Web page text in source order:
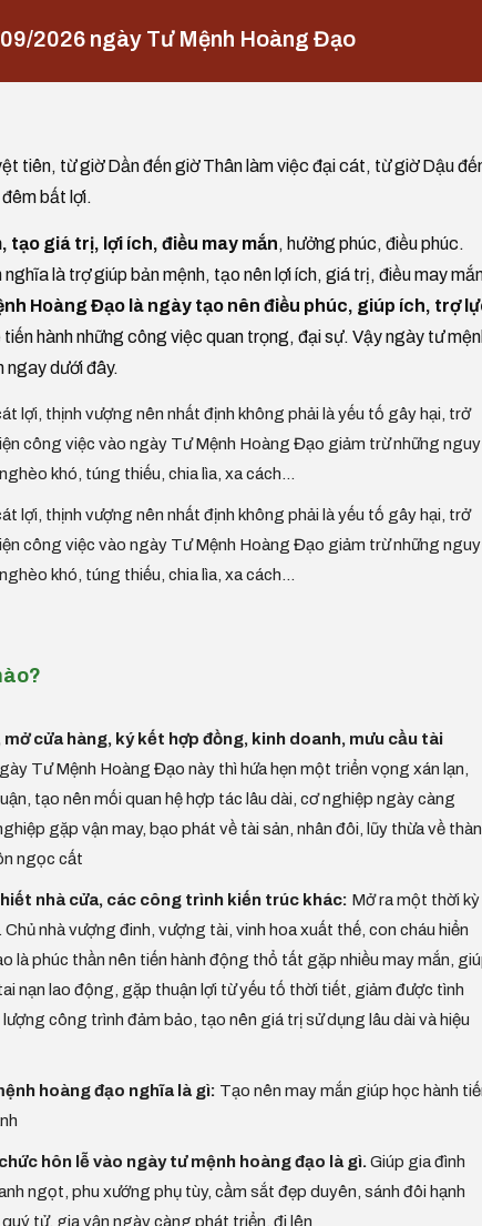
2026 ngày Tư Mệnh Hoàng Đạo
tiên, từ giờ Dần đến giờ Thân làm việc đại cát, từ giờ Dậu
bất lợi.
tạo giá trị, lợi ích, điều may mắn, hưởng phúc, điều phúc.
nghĩa là trợ giúp bản mệnh, tạo nên lợi ích, giá trị, điều may
Hoàng Đạo là ngày tạo nên điều phúc, giúp ích, trợ
hành những công việc quan trọng, đại sự. Vậy ngày tư
ngay dưới đây.
lợi, thịnh vượng nên nhất định không phải là yếu tố gây hại, trở
công việc vào ngày Tư Mệnh Hoàng Đạo giảm trừ những
khó, túng thiếu, chia lìa, xa cách...
lợi, thịnh vượng nên nhất định không phải là yếu tố gây hại, trở
công việc vào ngày Tư Mệnh Hoàng Đạo giảm trừ những
khó, túng thiếu, chia lìa, xa cách...
cửa hàng, ký kết hợp đồng, kinh doanh, mưu cầu tài
Tư Mệnh Hoàng Đạo này thì hứa hẹn một triển vọng xán lạn,
tạo nên mối quan hệ hợp tác lâu dài, cơ nghiệp ngày càng
gặp vận may, bạo phát về tài sản, nhân đôi, lũy thừa về
ngọc cất
nhà cửa, các công trình kiến trúc khác: Mở ra một thời kỳ
nhà vượng đinh, vượng tài, vinh hoa xuất thế, con cháu hiển
là phúc thần nên tiến hành động thổ tất gặp nhiều may mắn,
nạn lao động, gặp thuận lợi từ yếu tố thời tiết, giảm được tình
công trình đảm bảo, tạo nên giá trị sử dụng lâu dài và hiệu
hoàng đạo nghĩa là gì: Tạo nên may mắn giúp học hành
hôn lễ vào ngày tư mệnh hoàng đạo là gì. Giúp gia đình
ngọt, phu xướng phụ tùy, cầm sắt đẹp duyên, sánh đôi hạnh
tử, gia vận ngày càng phát triển, đi lên